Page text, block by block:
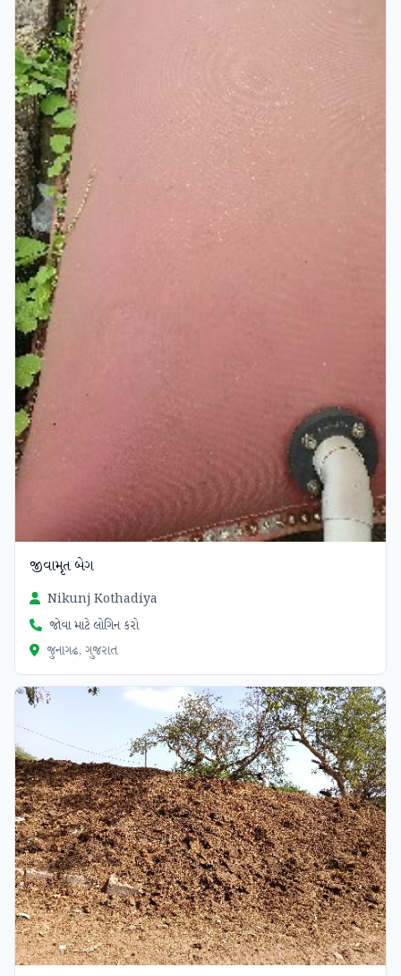
જીવામૃત બેગ
Nikunj Kothadiya
જોવા માટે લોગિન કરો
જુનાગઢ, ગુજરાત